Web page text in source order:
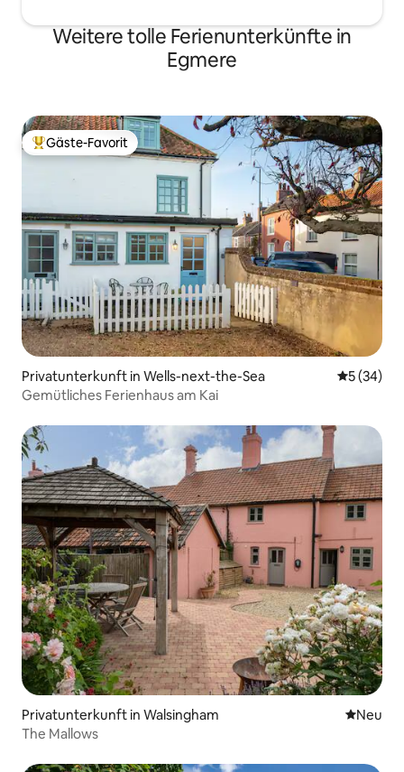
Weitere tolle Ferienunterkünfte in
Egmere
Beliebter Gäste-Favorit.
Gäste-Favorit
Privatunterkunft in Wells-next-the-Sea
5 (34)
Gemütliches Ferienhaus am Kai
Privatunterkunft in Walsingham Neue
Neu
The Mallows